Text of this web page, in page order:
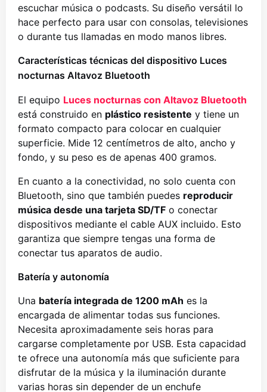
escuchar música o podcasts. Su diseño versátil lo
hace perfecto para usar con consolas, televisiones
o durante tus llamadas en modo manos libres.
Características técnicas del dispositivo Luces
nocturnas Altavoz Bluetooth
El equipo Luces nocturnas con Altavoz Bluetooth
está construido en plástico resistente y tiene un
formato compacto para colocar en cualquier
superficie. Mide 12 centímetros de alto, ancho y
fondo, y su peso es de apenas 400 gramos.
En cuanto a la conectividad, no solo cuenta con
Bluetooth, sino que también puedes reproducir
música desde una tarjeta SD/TF o conectar
dispositivos mediante el cable AUX incluido. Esto
garantiza que siempre tengas una forma de
conectar tus aparatos de audio.
Batería y autonomía
Una batería integrada de 1200 mAh es la
encargada de alimentar todas sus funciones.
Necesita aproximadamente seis horas para
cargarse completamente por USB. Esta capacidad
te ofrece una autonomía más que suficiente para
disfrutar de la música y la iluminación durante
varias horas sin depender de un enchufe